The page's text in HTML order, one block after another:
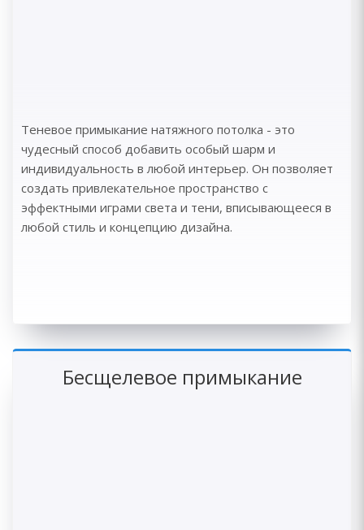
Теневое примыкание натяжного потолка - это
чудесный способ добавить особый шарм и
индивидуальность в любой интерьер. Он позволяет
создать привлекательное пространство с
эффектными играми света и тени, вписывающееся в
любой стиль и концепцию дизайна.
Бесщелевое примыкание